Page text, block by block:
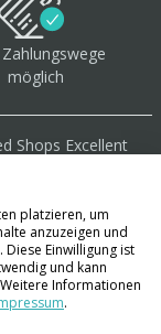
möglich
platzieren, um
anzuzeigen und
Einwilligung ist
und kann
Informationen
.